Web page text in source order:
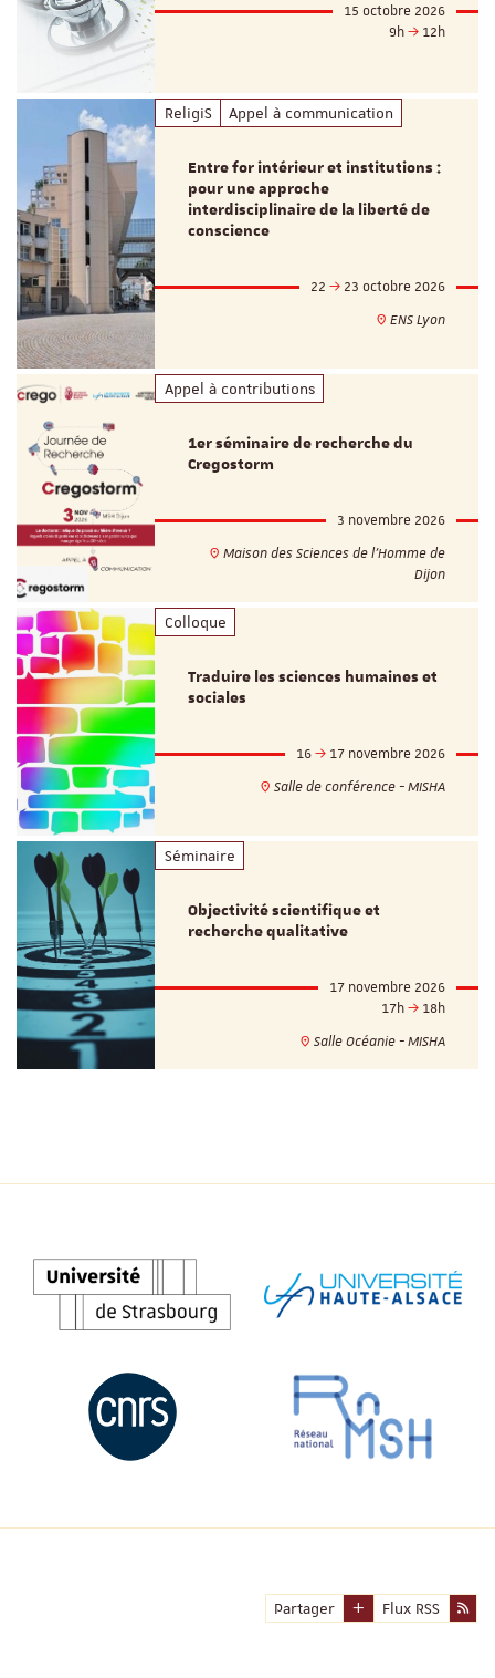
15 octobre 2026
9h
12h
ReligiS Appel à communication
Entre for intérieur et institutions :
pour une approche
interdisciplinaire de la liberté de
conscience
22
23 octobre 2026
ENS Lyon
Appel à contributions
1er séminaire de recherche du
Cregostorm
3 novembre 2026
Maison des Sciences de l'Homme de
Dijon
Colloque
Traduire les sciences humaines et
sociales
16
17 novembre 2026
Salle de conférence - MISHA
Séminaire
Objectivité scientifique et
recherche qualitative
17 novembre 2026
17h
18h
Salle Océanie - MISHA
Partager Flux RSS